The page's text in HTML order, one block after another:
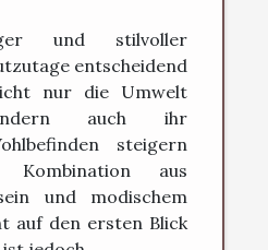
und stilvoller
entscheidend
nur die Umwelt
auch ihr
steigern
Kombination aus
und modischem
auf den ersten Blick